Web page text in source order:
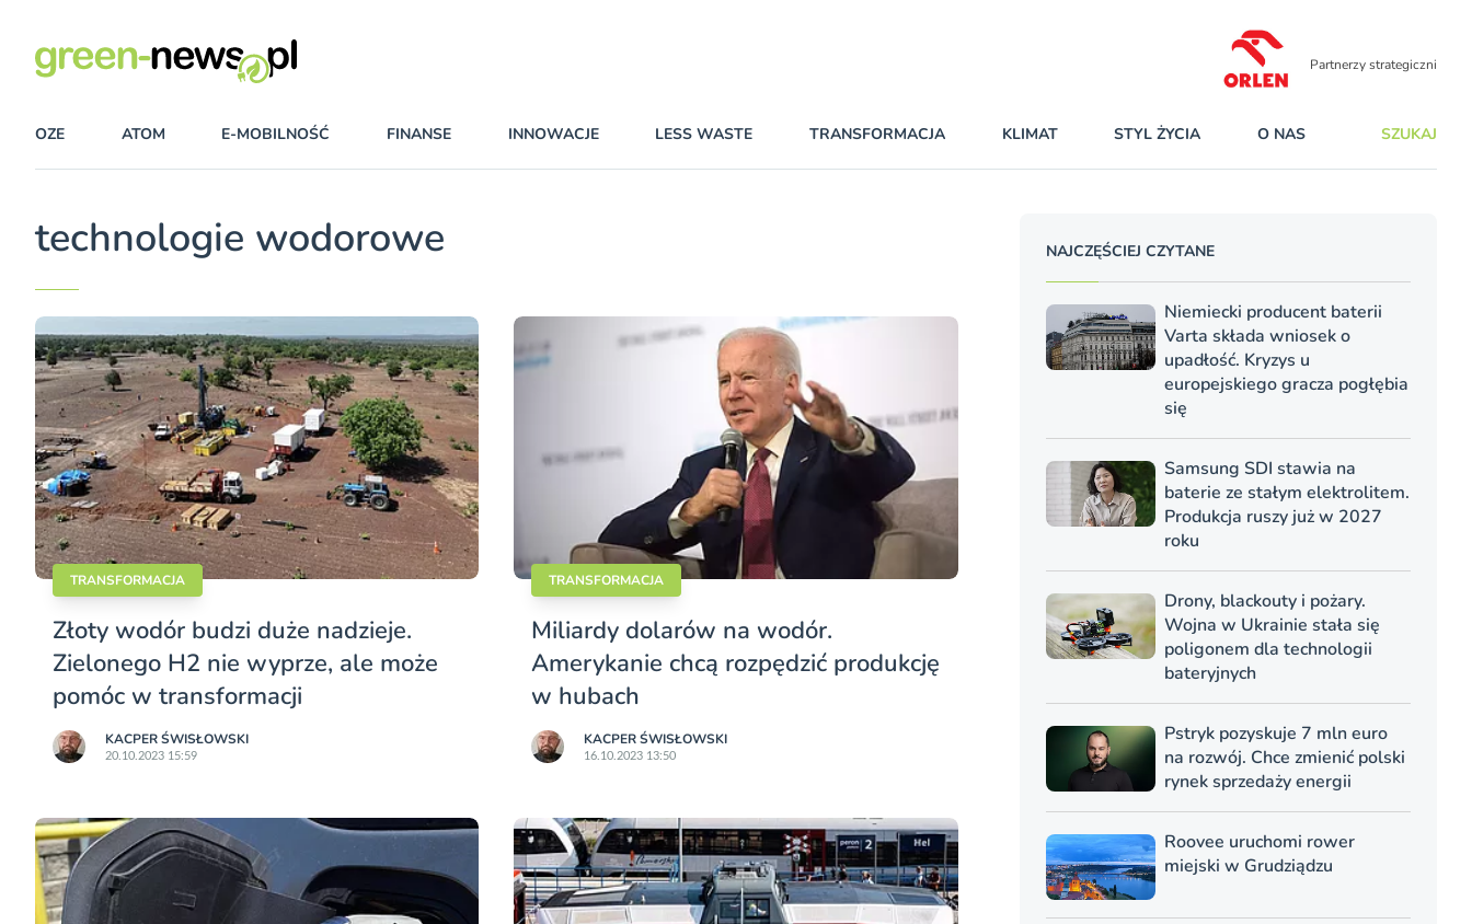
Partnerzy strategiczni
OZE ATOM E-MOBILNOŚĆ FINANSE INNOWACJE LESS WASTE TRANSFORMACJA KLIMAT STYL ŻYCIA O NAS SZUKAJ
technologie wodorowe
TRANSFORMACJA
Złoty wodór budzi duże nadzieje.
Zielonego H2 nie wyprze, ale może
pomóc w transformacji
KACPER ŚWISŁO­WSKI
20.10.2023 15:59
TRANSFORMACJA
Miliardy dolarów na wodór.
Amerykanie chcą rozpędzić produkcję
w hubach
KACPER ŚWISŁO­WSKI
16.10.2023 13:50
NAJCZĘŚCIEJ CZYTANE
Niemiecki producent baterii
Varta składa wniosek o
upadłość. Kryzys u
europejskiego gracza pogłębia
się
Samsung SDI stawia na
baterie ze stałym elektrolitem.
Produkcja ruszy już w 2027
roku
Drony, blackouty i pożary.
Wojna w Ukrainie stała się
poligonem dla technologii
bateryjnych
Pstryk pozyskuje 7 mln euro
na rozwój. Chce zmienić polski
rynek sprzedaży energii
Roovee uruchomi rower
miejski w Grudziądzu